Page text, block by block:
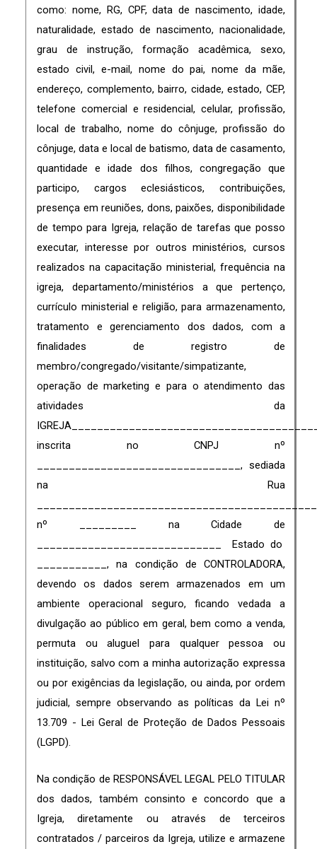
como: nome, RG, CPF, data de nascimento, idade,
naturalidade, estado de nascimento, nacionalidade,
grau de instrução, formação acadêmica, sexo,
estado civil, e-mail, nome do pai, nome da mãe,
endereço, complemento, bairro, cidade, estado, CEP,
telefone comercial e residencial, celular, profissão,
local de trabalho, nome do cônjuge, profissão do
cônjuge, data e local de batismo, data de casamento,
quantidade e idade dos filhos, congregação que
participo, cargos eclesiásticos, contribuições,
presença em reuniões, dons, paixões, disponibilidade
de tempo para Igreja, relação de tarefas que posso
executar, interesse por outros ministérios, cursos
realizados na capacitação ministerial, frequência na
igreja, departamento/ministérios a que pertenço,
currículo ministerial e religião, para armazenamento,
tratamento e gerenciamento dos dados, com a
finalidades de registro de
membro/congregado/visitante/simpatizante,
operação de marketing e para o atendimento das
atividades da
inscrita no CNPJ nº
________________________________, sediada
na Rua
nº _________ na Cidade de
_____________________________ Estado do
___________, na condição de CONTROLADORA,
devendo os dados seremarmazenados em um
ambiente operacional seguro, ficando vedada a
divulgação ao público em geral, bem como a venda,
permuta ou aluguel para qualquer pessoa ou
instituição, salvo com a minha autorização expressa
ou por exigências da legislação, ou ainda, por ordem
judicial, sempre observando as políticas da Lei nº
13.709 - Lei Geral de Proteção de Dados Pessoais
(LGPD).
Na condição de RESPONSÁVEL LEGAL PELO TITULAR
dos dados, também consinto e concordo que a
Igreja, diretamente ou através de terceiros
contratados / parceiros da Igreja, utilize e armazene